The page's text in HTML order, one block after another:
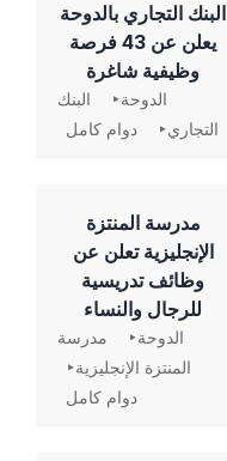
‏البنك التجاري بالدوحة
يعلن عن 43 فرصة
وظيفية شاغرة
الدوحة
البنك
التجاري
دوام كامل
مدرسة المنتزة
الإنجليزية تعلن عن
وظائف تدريسية
للرجال والنساء
الدوحة
مدرسة
المنتزة الإنجليزية
دوام كامل